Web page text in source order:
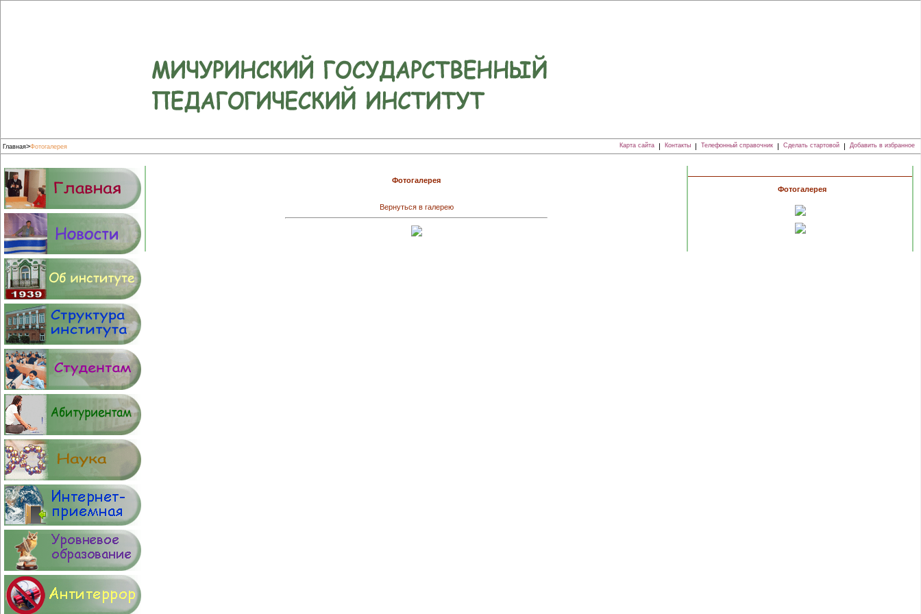
Главная>Фотогалерея Карта сайта | Контакты | Телефонный справочник | Сделать стартовой | Добавить в избранное
Фотогалерея
Вернуться в галерею
Фотогалерея